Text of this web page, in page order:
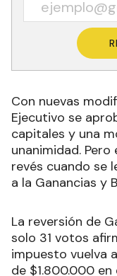
Con nuevas
Ejecutivo se
capitales y una
unanimidad.
revés cuando se
a la Ganancias y
La reversión de
solo 31 votos
impuesto vuelva
de $1.800.000